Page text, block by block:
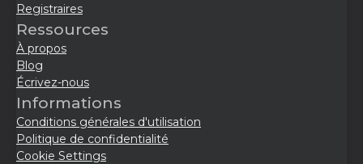
Registraires
Ressources
À propos
Blog
Écrivez-nous
Informations
Conditions générales d'utilisation
Politique de confidentialité
Cookie Settings